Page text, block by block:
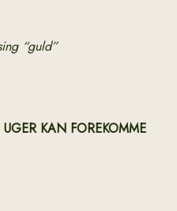
“guld”
KAN FOREKOMME